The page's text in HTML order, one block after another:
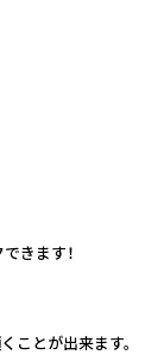
ことが出来ます。
きます！